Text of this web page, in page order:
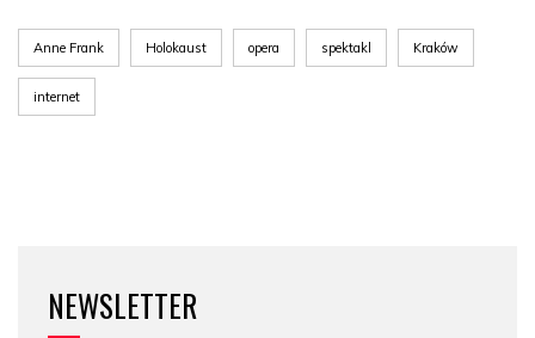
Anne Frank Holokaust opera spektakl Kraków
internet
NEWSLETTER